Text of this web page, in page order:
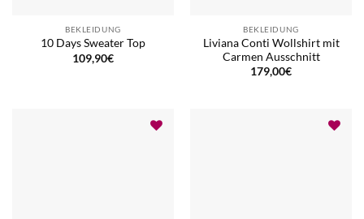
BEKLEIDUNG
10 Days Sweater Top
109,90€
BEKLEIDUNG
Liviana Conti Wollshirt mit
Carmen Ausschnitt
179,00€